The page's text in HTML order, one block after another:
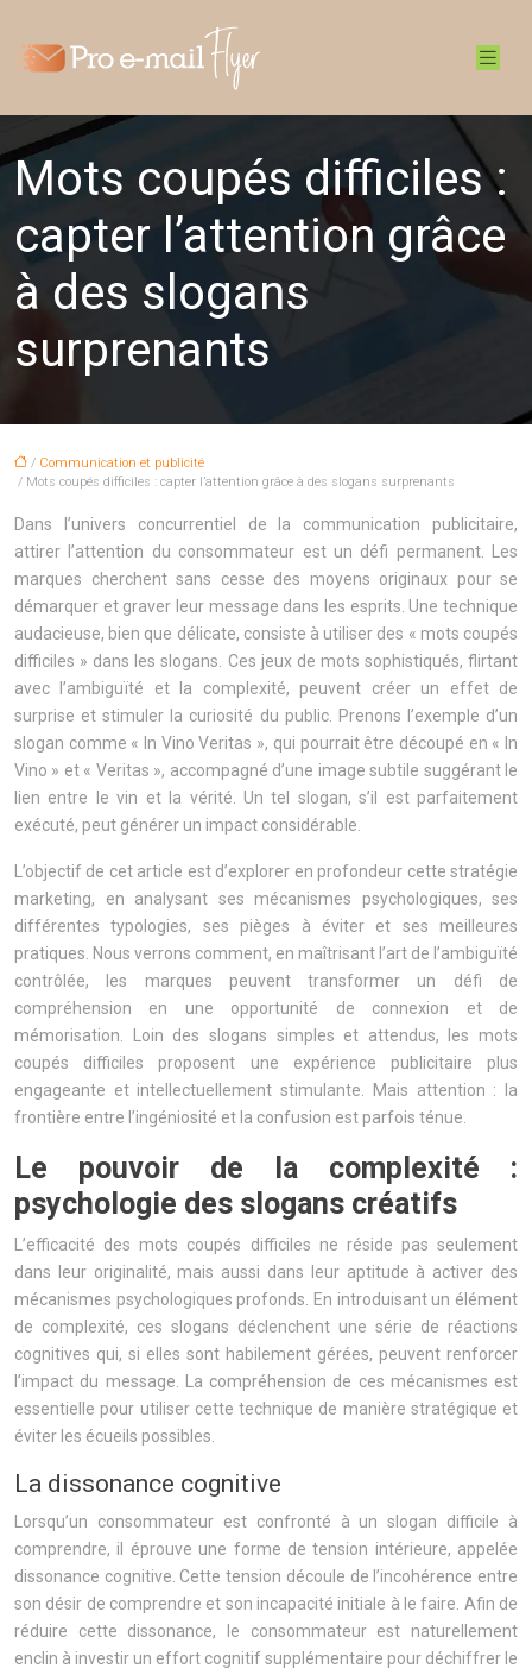
Mots coupés difficiles :
capter l’attention grâce
à des slogans
surprenants
/ Communication et publicité
/ Mots coupés difficiles : capter l’attention grâce à des slogans surprenants
Dans l’univers concurrentiel de la communication publicitaire,
attirer l’attention du consommateur est un défi permanent. Les
marques cherchent sans cesse des moyens originaux pour se
démarquer et graver leur message dans les esprits. Une technique
audacieuse, bien que délicate, consiste à utiliser des « mots coupés
difficiles » dans les slogans. Ces jeux de mots sophistiqués, flirtant
avec l’ambiguïté et la complexité, peuvent créer un effet de
surprise et stimuler la curiosité du public. Prenons l’exemple d’un
slogan comme « In Vino Veritas », qui pourrait être découpé en « In
Vino » et « Veritas », accompagné d’une image subtile suggérant le
lien entre le vin et la vérité. Un tel slogan, s’il est parfaitement
exécuté, peut générer un impact considérable.
L’objectif de cet article est d’explorer en profondeur cette stratégie
marketing, en analysant ses mécanismes psychologiques, ses
différentes typologies, ses pièges à éviter et ses meilleures
pratiques. Nous verrons comment, en maîtrisant l’art de l’ambiguïté
contrôlée, les marques peuvent transformer un défi de
compréhension en une opportunité de connexion et de
mémorisation. Loin des slogans simples et attendus, les mots
coupés difficiles proposent une expérience publicitaire plus
engageante et intellectuellement stimulante. Mais attention : la
frontière entre l’ingéniosité et la confusion est parfois ténue.
Le pouvoir de la complexité :
psychologie des slogans créatifs
L’efficacité des mots coupés difficiles ne réside pas seulement
dans leur originalité, mais aussi dans leur aptitude à activer des
mécanismes psychologiques profonds. En introduisant un élément
de complexité, ces slogans déclenchent une série de réactions
cognitives qui, si elles sont habilement gérées, peuvent renforcer
l’impact du message. La compréhension de ces mécanismes est
essentielle pour utiliser cette technique de manière stratégique et
éviter les écueils possibles.
La dissonance cognitive
Lorsqu’un consommateur est confronté à un slogan difficile à
comprendre, il éprouve une forme de tension intérieure, appelée
dissonance cognitive. Cette tension découle de l’incohérence entre
son désir de comprendre et son incapacité initiale à le faire. Afin de
réduire cette dissonance, le consommateur est naturellement
enclin à investir un effort cognitif supplémentaire pour déchiffrer le